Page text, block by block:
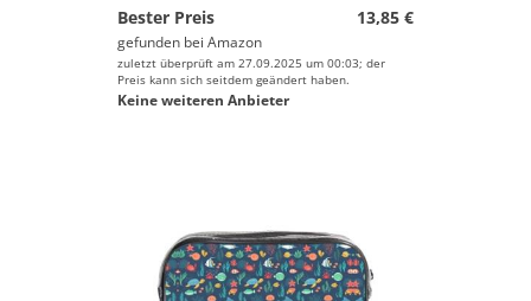
Bester Preis
13,85 €
gefunden bei Amazon
zuletzt überprüft am 27.09.2025 um 00:03; der
Preis kann sich seitdem geändert haben.
Keine weiteren Anbieter